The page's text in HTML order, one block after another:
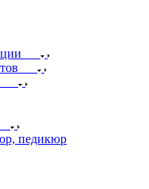
педикюр